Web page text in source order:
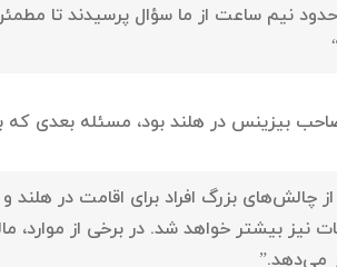
نیم ساعت از ما سؤال پرسیدند تا مطمئن
بیزینس در هلند بود، مسئله بعدی که
چالش‌های بزرگ افراد برای اقامت در
نیز بیشتر خواهد شد. در برخی از
می‌دهد.”